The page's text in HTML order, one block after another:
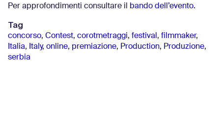
Per approfondimenti consultare il bando dell’evento.
Tag
concorso, Contest, corotmetraggi, festival , filmmaker,
Italia, Italy, online, premiazione, Production, Produzione,
serbia